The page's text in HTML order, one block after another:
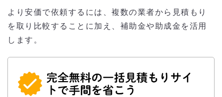
より安価で依頼するには、複数の業者から見積もり
を取り比較することに加え、補助金や助成金を活用
します。